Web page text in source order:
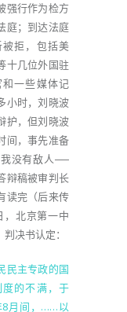
强行作为检方
庭；到达法庭
拒，包括美
十几位外国驻
一些媒体记
小时，刘晓波
护，但刘晓波
间，事先准备
没有敌人──
辩稿被审判长
读完（后来传
，北京第一中
决书认定：
民主专政的国
的不满，于
8月间，……以